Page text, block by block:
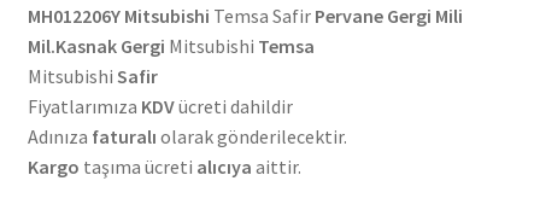
MH012206Y Mitsubishi Temsa Safir Pervane Gergi Mili
Mil.Kasnak Gergi Mitsubishi Temsa
Mitsubishi Safir
Fiyatlarımıza KDVücreti dahildir
Adınıza faturalı olarak gönderilecektir.
Kargo taşıma ücreti alıcıya aittir.